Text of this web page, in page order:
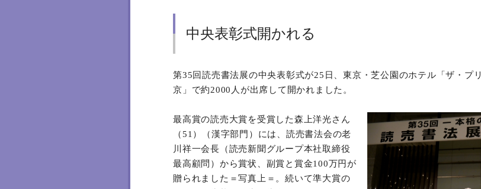
中央表彰式開かれる
第35回読売書法展の中央表彰式が25日、東京・芝公園のホテル「ザ・
京」で約2000人が出席して開かれました。
最高賞の読売大賞を受賞した森上洋光さん
（51）（漢字部門）には、読売書法会の老
川祥一会長（読売新聞グループ本社取締役
最高顧問）から賞状、副賞と賞金100万円が
贈られました＝写真上＝。続いて準大賞の